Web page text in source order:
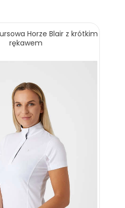
Horze Blair z krótkim
rękawem